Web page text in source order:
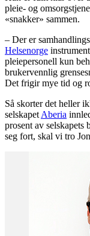
pleie- og
«snakker» sammen.
– Der er
Helsenorge
pleiepersonell kun
brukervennlig
Det frigir mye tid og
Så skorter det heller
selskapet Aberia
prosent av
seg fort, skal vi tro